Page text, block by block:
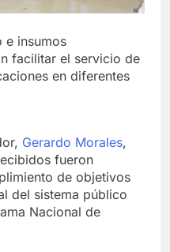
e insumos
facilitar el servicio de
en diferentes
Gerardo Morales,
fueron
de objetivos
del sistema público
Nacional de